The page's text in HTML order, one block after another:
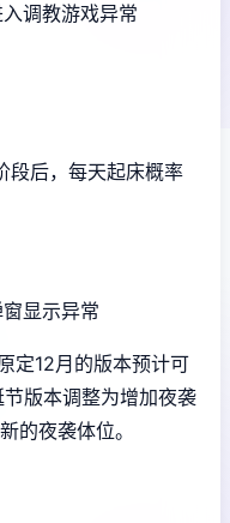
调教游戏异常
段后，每天起床概率
显示异常
定12月的版本预计可
版本调整为增加夜袭
的夜袭体位。